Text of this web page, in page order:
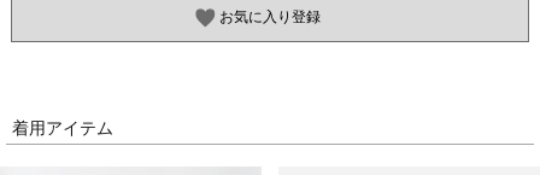
お気に入り登録
着用アイテム